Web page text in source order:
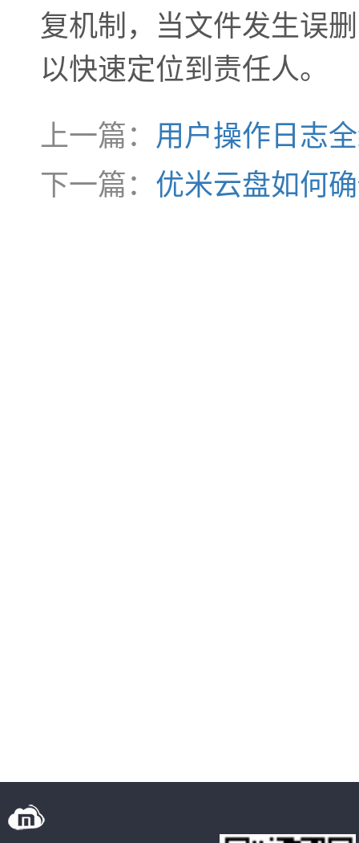
复机制，当文件发生误
以快速定位到责任人。
上一篇： 用户操作日志
下一篇： 优米云盘如何